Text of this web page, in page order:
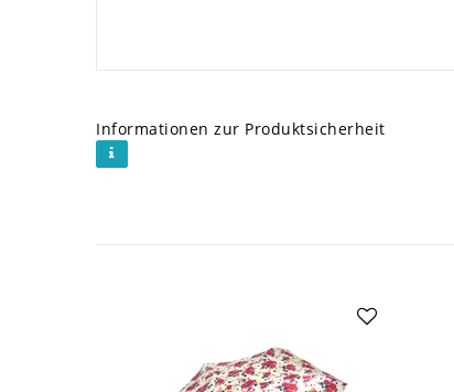
Informationen zur Produktsicherheit